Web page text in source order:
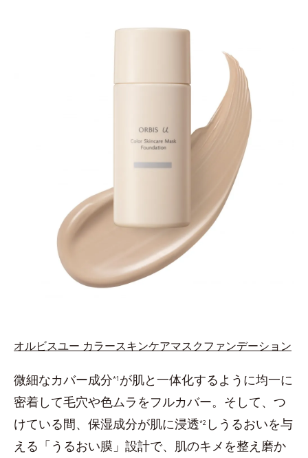
オルビスユー カラースキンケアマスクファンデーション
微細なカバー成分*1 が肌と一体化するように均一に
密着して毛穴や色ムラをフルカバー。そして、つ
けている間、保湿成分が肌に浸透*2 しうるおいを与
える「うるおい膜」設計で、肌のキメを整え磨か